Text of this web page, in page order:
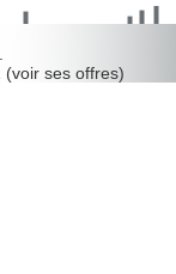
(voir ses offres)